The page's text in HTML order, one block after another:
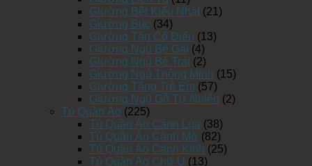
Giường Bệt Kiểu Nhật (21)
Giường Bục (34)
Giường Tân Cổ Điển (13)
Giường Ngủ Bé Gái (4)
Giường Ngủ Bé Trai (2)
Giường Ngủ Thông Minh (15)
Giường Tầng Trẻ Em (57)
Giường Ngủ Gỗ Tự Nhiên (2)
Tủ Quần Áo (225)
Tủ Quần Áo Cánh Lùa (38)
Tủ Quần Áo Cánh Mở (82)
Tủ Quần Áo Cánh Kính (25)
Tủ Quần Áo Chữ U (13)